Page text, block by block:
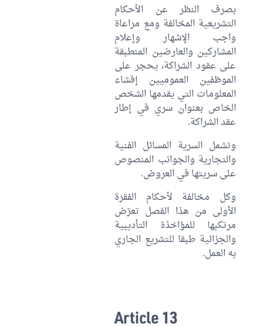
بصرف النظر عن الأحكام
التشريعية المخالفة ومع مراعاة
واجب الإشهار وإعلام
المشاركين والعارضين المنطبقة
على عقود الشراكة، يحجر على
الموظفين العموميين إفشاء
المعلومات التي يقدمها الشخص
الخاص بعنوان سري في إطار
عقد الشراكة.
وتشمل السرية المسائل الفنية
والتجارية والجوانب المنصوص
على سريتها في العروض.
وكل مخالفة لأحكام الفقرة
الأولى من هذا الفصل تعرّض
مرتكبها للمؤاخذة التأديبية
والجزائية طبقا للتشريع الجاري
به العمل.
Article 13